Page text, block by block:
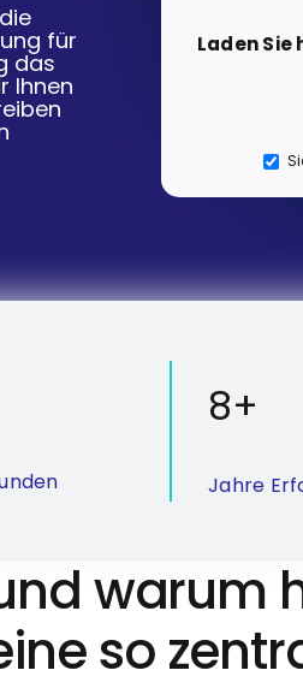
für
das
Ihnen
Laden Sie
8+
Jahre
warum
so